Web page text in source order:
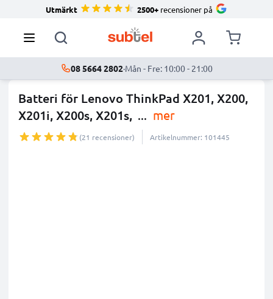
Utmärkt 2500+ recensioner på
08 5664 2802·Mån - Fre: 10:00 - 21:00
Batteri för Lenovo ThinkPad X201, X200,
X201i, X200s, X201s, ... mer
(21 recensioner) Artikelnummer: 101445